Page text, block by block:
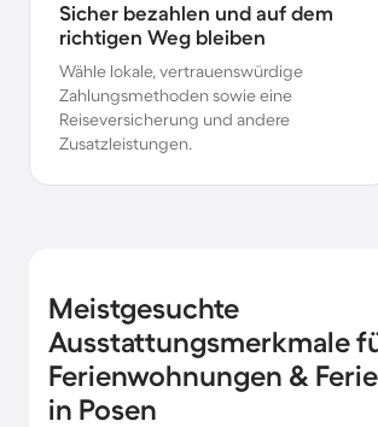
Sicher bezahlen und auf dem
richtigen Weg bleiben
Wähle lokale, vertrauenswürdige
Zahlungsmethoden sowie eine
Reiseversicherung und andere
Zusatzleistungen.
Meistgesuchte
Ausstattungsmerkmale
Ferienwohnungen &
in Posen